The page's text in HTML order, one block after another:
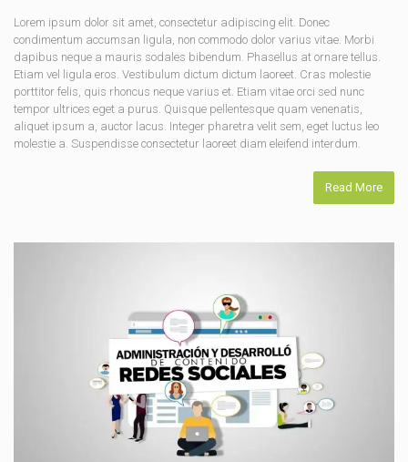
Lorem ipsum dolor sit amet, consectetur adipiscing elit. Donec
condimentum accumsan ligula, non commodo dolor varius vitae. Morbi
dapibus neque a mauris sodales bibendum. Phasellus at ornare tellus.
Etiam vel ligula eros. Vestibulum dictum dictum laoreet. Cras molestie
porttitor felis, quis rhoncus neque varius et. Etiam vitae orci sed nunc
tempor ultrices eget a purus. Quisque pellentesque quam venenatis,
aliquet ipsum a, auctor lacus. Integer pharetra velit sem, eget luctus leo
molestie a. Suspendisse consectetur laoreet diam eleifend interdum.
Read More